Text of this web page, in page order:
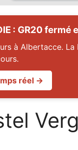
: GR20
à Albertacce.
réel →